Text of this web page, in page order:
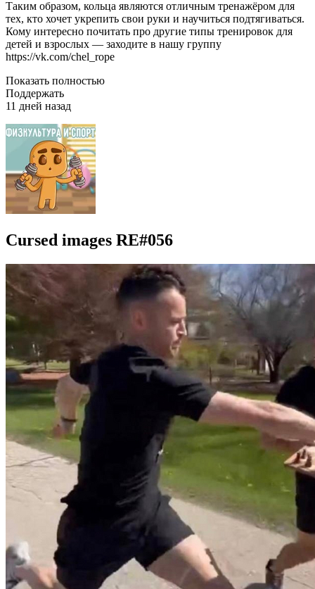
Таким образом, кольца являются отличным тренажёром для
тех, кто хочет укрепить свои руки и научиться подтягиваться.
Кому интересно почитать про другие типы тренировок для
детей и взрослых — заходите в нашу группу
https://vk.com/chel_rope
Показать полностью
Поддержать
11 дней назад
Cursed images RE#056⁠ ⁠